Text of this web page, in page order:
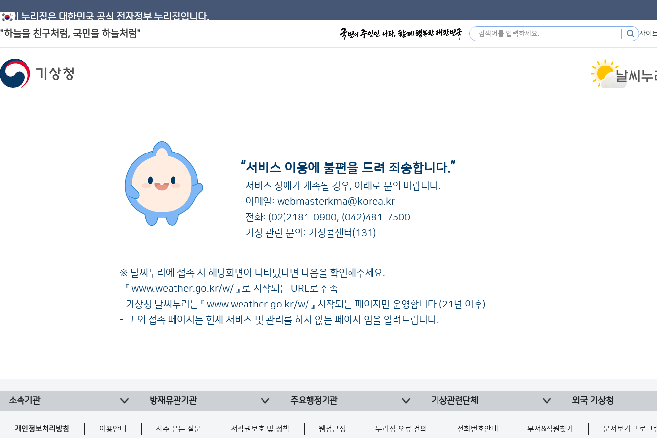
이 누리집은 대한민국 공식 전자정부 누리집입니다.
"하늘을 친구처럼, 국민을 하늘처럼"
사이
“서비스 이용에 불편을 드려 죄송합니다.”
서비스 장애가 계속될 경우, 아래로 문의 바랍니다.
이메일: webmasterkma@korea.kr
전화: (02)2181-0900, (042)481-7500
기상 관련 문의: 기상콜센터(131)
※ 날씨누리에 접속 시 해당화면이 나타났다면 다음을 확인해주세요.
- 『 www.weather.go.kr/w/ 』 로 시작되는 URL로 접속
- 기상청 날씨누리는 『 www.weather.go.kr/w/ 』 시작되는 페이지만 운영합니다.(21년 이후)
- 그 외 접속 페이지는 현재 서비스 및 관리를 하지 않는 페이지 임을 알려드립니다.
소속기관 방재유관기관 주요행정기관 기상관련단체 외국 기상청
개인정보처리방침 이용안내 자주 묻는 질문 저작권보호 및 정책 웹접근성 누리집 오류 건의 전화번호안내 부서&직원찾기 문서보기 프로그